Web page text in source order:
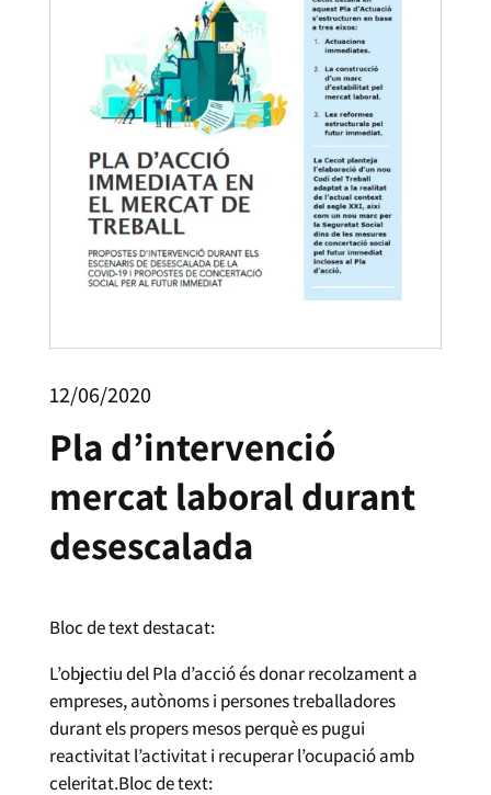
12/06/2020
Pla d’intervenció
mercat laboral durant
desescalada
Bloc de text destacat:
L’objectiu del Pla d’acció és donar recolzament a
empreses, autònoms i persones treballadores
durant els propers mesos perquè es pugui
reactivitat l’activitat i recuperar l’ocupació amb
celeritat.Bloc de text: